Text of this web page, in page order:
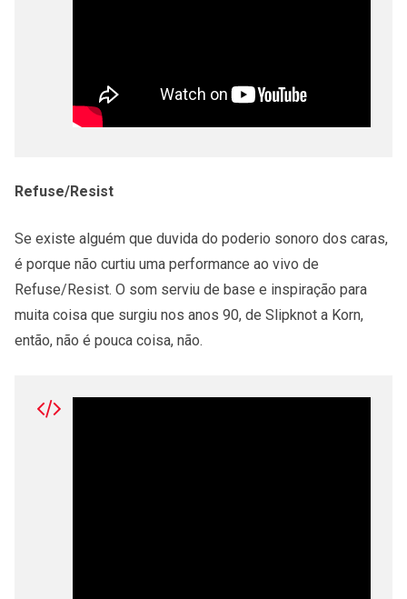
Refuse/Resist
Se existe alguém que duvida do poderio sonoro dos caras,
é porque não curtiu uma performance ao vivo de
Refuse/Resist. O som serviu de base e inspiração para
muita coisa que surgiu nos anos 90, de Slipknot a Korn,
então, não é pouca coisa, não.